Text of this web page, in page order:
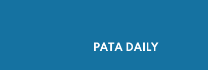
PATA DAILY